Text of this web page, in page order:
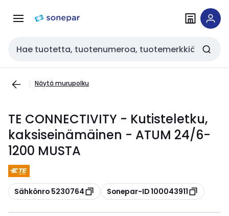
navigointiinsisältöön
Haku
Näytä murupolku
TE CONNECTIVITY - Kutisteletku,
kaksiseinämäinen - ATUM 24/6-
1200 MUSTA
Kopioi
Sähkönro 5230764 Kopioi
Sonepar-ID 100043911